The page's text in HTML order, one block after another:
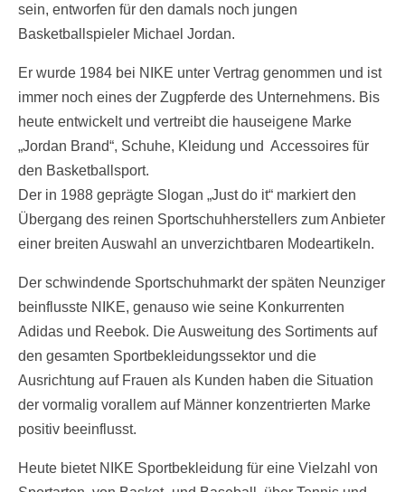
sein, entworfen für den damals noch jungen
Basketballspieler Michael Jordan.
Er wurde 1984 bei NIKE unter Vertrag genommen und ist
immer noch eines der Zugpferde des Unternehmens. Bis
heute entwickelt und vertreibt die hauseigene Marke
„Jordan Brand“, Schuhe, Kleidung und Accessoires für
den Basketballsport.
Der in 1988 geprägte Slogan „Just do it“ markiert den
Übergang des reinen Sportschuhherstellers zum Anbieter
einer breiten Auswahl an unverzichtbaren Modeartikeln.
Der schwindende Sportschuhmarkt der späten Neunziger
beinflusste NIKE, genauso wie seine Konkurrenten
Adidas und Reebok. Die Ausweitung des Sortiments auf
den gesamten Sportbekleidungssektor und die
Ausrichtung auf Frauen als Kunden haben die Situation
der vormalig vorallem auf Männer konzentrierten Marke
positiv beeinflusst.
Heute bietet NIKE Sportbekleidung für eine Vielzahl von